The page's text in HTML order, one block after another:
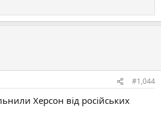
#1,044
Херсон від російських